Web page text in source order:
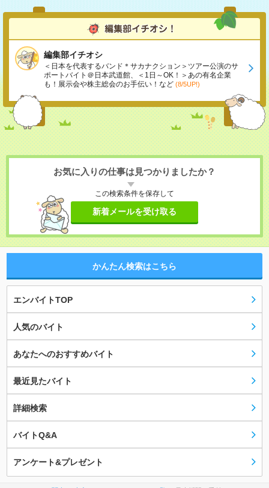
編集部イチオシ
＜日本を代表するバンド＊サカナクション＞ツアー公演のサ
ポートバイト＠日本武道館、＜1日～OK！＞あの有名企業
も！展示会や株主総会のお手伝い！など (8/5UP!)
お気に入りの仕事は見つかりましたか？
この検索条件を保存して
新着メールを受け取る
かんたん検索はこちら
エンバイトTOP
人気のバイト
あなたへのおすすめバイト
最近見たバイト
詳細検索
バイトQ&A
アンケート&プレゼント